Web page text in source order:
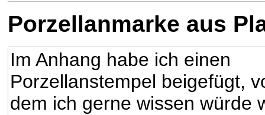
Porzellanmarke aus
Im Anhang habe ich einen
Porzellanstempel beigefügt,
dem ich gerne wissen würde